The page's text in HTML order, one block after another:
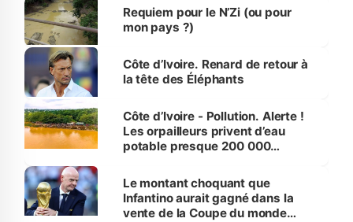
Requiem pour le N’Zi (ou pour
mon pays ?)
Côte d’Ivoire. Renard de retour à
la tête des Éléphants
Côte d’Ivoire - Pollution. Alerte !
Les orpailleurs privent d’eau
potable presque 200 000
Le montant choquant que
Infantino aurait gagné dans la
vente de la Coupe du monde